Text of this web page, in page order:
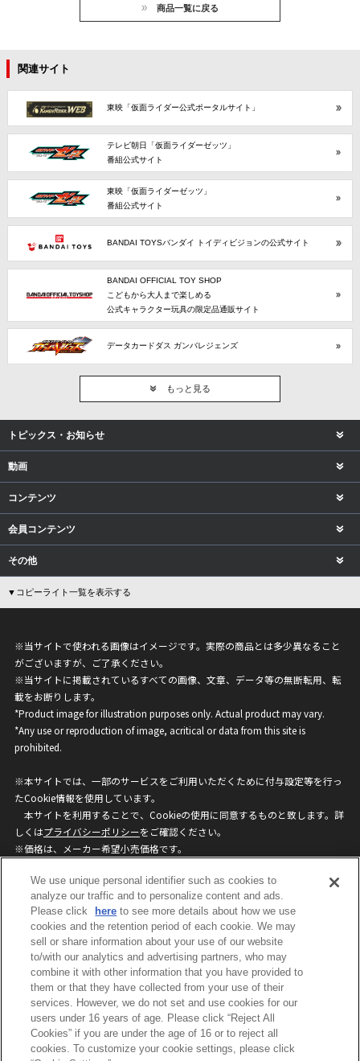
商品一覧に戻る
関連サイト
東映「仮面ライダー公式ポータルサイト」
テレビ朝日「仮面ライダーゼッツ」
番組公式サイト
東映「仮面ライダーゼッツ」
番組公式サイト
BANDAI TOYSバンダイ トイディビジョンの公式サイト
BANDAI OFFICIAL TOY SHOP
こどもから大人まで楽しめる
公式キャラクター玩具の限定品通販サイト
データカードダス ガンバレジェンズ
もっと見る
トピックス・お知らせ
動画
コンテンツ
会員コンテンツ
その他
▼コピーライト一覧を表示する
※当サイトで使われる画像はイメージです。実際の商品とは多少異なること
がございますが、ご了承ください。
※当サイトに掲載されているすべての画像、文章、データ等の無断転用、転
載をお断りします。
*Product image for illustration purposes only. Actual product may vary.
*Any use or reproduction of image, acritical or data from this site is
prohibited.
※本サイトでは、一部のサービスをご利用いただくために付与設定等を行っ
たCookie情報を使用しています。
本サイトを利用することで、Cookieの使用に同意するものと致します。詳
しくはプライバシーポリシーをご確認ください。
※価格は、メーカー希望小売価格です。
ざいますのでご了承ください。
privacypolicy
Do Not Sell or Share My
Personal Information
ウェブサイトご利用条件
ソーシャルメディアポリシー
個人情報保護方針
お問い合わせ
©BANDAI
We use unique personal identifier such as cookies to
analyze our traffic and to personalize content and ads.
Please click
here to see more details about how we use
cookies and the retention period of each cookie. We may
sell or share information about your use of our website
to/with our analytics and advertising partners, who may
combine it with other information that you have provided to
them or that they have collected from your use of their
services. However, we do not set and use cookies for our
users under 16 years of age. Please click “Reject All
Cookies” if you are under the age of 16 or to reject all
cookies. To customize your cookie settings, please click